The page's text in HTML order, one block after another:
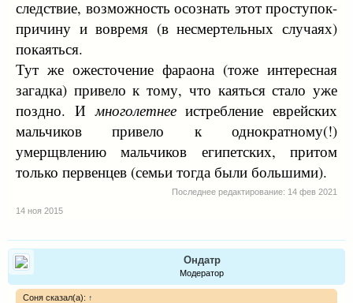
следствие, возможность осознать этот проступок-
причину и вовремя (в несмертельных случаях)
покаяться.
Тут же ожесточение фараона (тоже интересная
загадка) привело к тому, что каяться стало уже
поздно. Имноголетнееистребление еврейских
мальчиков привело к однократному(!)
умерщвлению мальчиков египетских, притом
только первенцев (семьи тогда были большими).
Последнее редактирование: 14 фев 2021
14 ноя 2015
Ондатр
Модератор
Соня сказал(а): ↑